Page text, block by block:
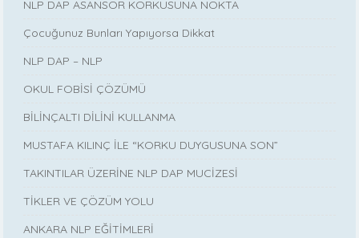
NLP DAP ASANSÖR KORKUSUNA NOKTA
Çocuğunuz Bunları Yapıyorsa Dikkat
NLP DAP – NLP
OKUL FOBİSİ ÇÖZÜMÜ
BİLİNÇALTI DİLİNİ KULLANMA
MUSTAFA KILINÇ İLE “KORKU DUYGUSUNA SON”
TAKINTILAR ÜZERİNE NLP DAP MUCİZESİ
TİKLER VE ÇÖZÜM YOLU
ANKARA NLP EĞİTİMLERİ